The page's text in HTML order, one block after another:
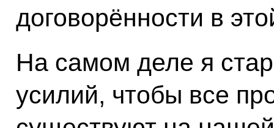
договорённости в
На самом деле я
усилий, чтобы все